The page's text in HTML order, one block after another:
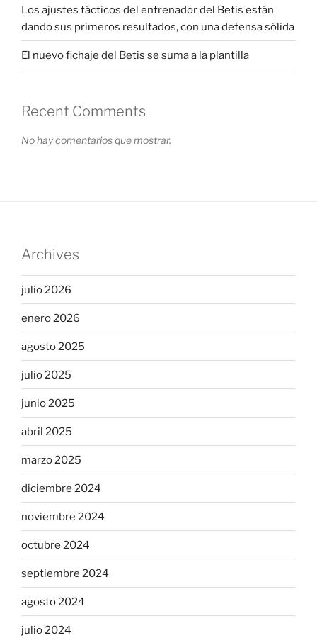
Los ajustes tácticos del entrenador del Betis están
dando sus primeros resultados, con una defensa sólida
El nuevo fichaje del Betis se suma a la plantilla
Recent Comments
No hay comentarios que mostrar.
Archives
julio 2026
enero 2026
agosto 2025
julio 2025
junio 2025
abril 2025
marzo 2025
diciembre 2024
noviembre 2024
octubre 2024
septiembre 2024
agosto 2024
julio 2024